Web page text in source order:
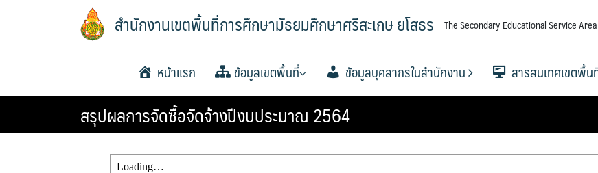
สำนักงานเขตพื้นที่การศึกษามัธยมศึกษาศรีสะเกษ ยโสธร The Secondary Educational Service
หน้าแรก ข้อมูลเขตพื้นที่
ประวัติความเป็นมา
วิสัยทัศน์และพันธกิจ
หน้าที่และอำนาจ
แผนพัฒนาคุณภาพการศึกษาขั้น
พื้นฐานพ.ศ.2561-2564
แผนพัฒนาคุณภาพการศึกษาขั้น
พื้นฐาน พ.ศ.2565-2567
แผนพัฒนาคุณภาพการศึกษาขั้น
พื้นฐานพ.ศ.2566-2570
โครงสร้าง หน้าที่และอำนาจ
ทำเนียบ อ.ก.ค.ศ. เขตพื้นที่การ
ศึกษา
อำนาจหน้าที่ อ.ก.ค.ศ.
ประกาศ ตั้ง อ.ก.ค.ศ. เขตพื้นที่
การศึกษามัธยมศึกษา
ปฏิทินการประชุม อ.ก.ค.ศ. เขต
พื้นที่การศึกษามัธยมศึกษาศรีสะเกษ
ข้อมูลบุคลากรในสำนักงาน
ข้อมูลผู้บริหาร
กลุ่มอำนวยการ
กลุ่มบริหารงานการเงินและ
สินทรัพย์
กลุ่มบริหารงานบุคคล
กลุ่มนิเทศ ติดตาม และประเมินผล
การจัดการศึกษา
กลุ่มส่งเสริมการจัดการศึกษา
กลุ่มนโยบายและแผน
กลุ่มส่งเสริมการศึกษาทางไกลฯ
กลุ่มพัฒนาครูและบุคลากร
ทางการศึกษา
กลุ่มกฏหมายและคดี
หน่วยตรวจสอบภายใน
สารสนเทศเขตพื้น
ปีงบ 2567
สรุปผลการจัดซื้อจัดจ้างปีงบประมาณ 2564